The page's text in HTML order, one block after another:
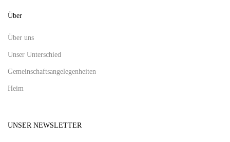
Über
Über uns
Unser Unterschied
Gemeinschaftsangelegenheiten
Heim
UNSER NEWSLETTER